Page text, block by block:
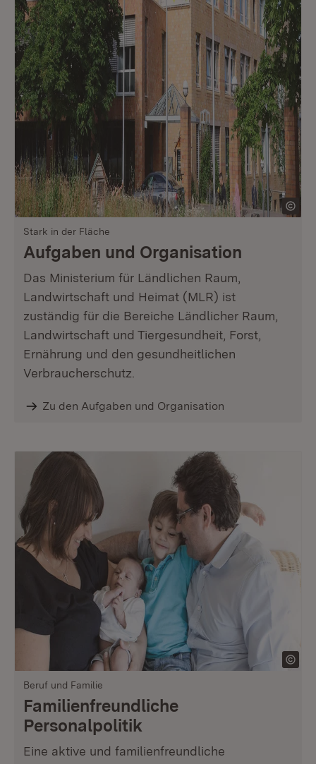
Stark in der Fläche
Aufgaben und Organisation
Das Ministerium für Ländlichen Raum,
Landwirtschaft und Heimat (MLR) ist
zuständig für die Bereiche Ländlicher Raum,
Landwirtschaft und Tiergesundheit, Forst,
Ernährung und den gesundheitlichen
Verbraucherschutz.
Zu den Aufgaben und Organisation
Beruf und Familie
Familienfreundliche
Personalpolitik
Eine aktive und familienfreundliche